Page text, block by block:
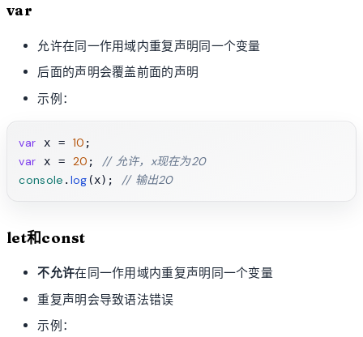
var
允许在同一作用域内重复声明同一个变量
后面的声明会覆盖前面的声明
示例：
var x = 10
var x = 20 ; // 允许，x现在为20
console . log (x); // 输出20
let和const
不允许在同一作用域内重复声明同一个变量
重复声明会导致语法错误
示例：